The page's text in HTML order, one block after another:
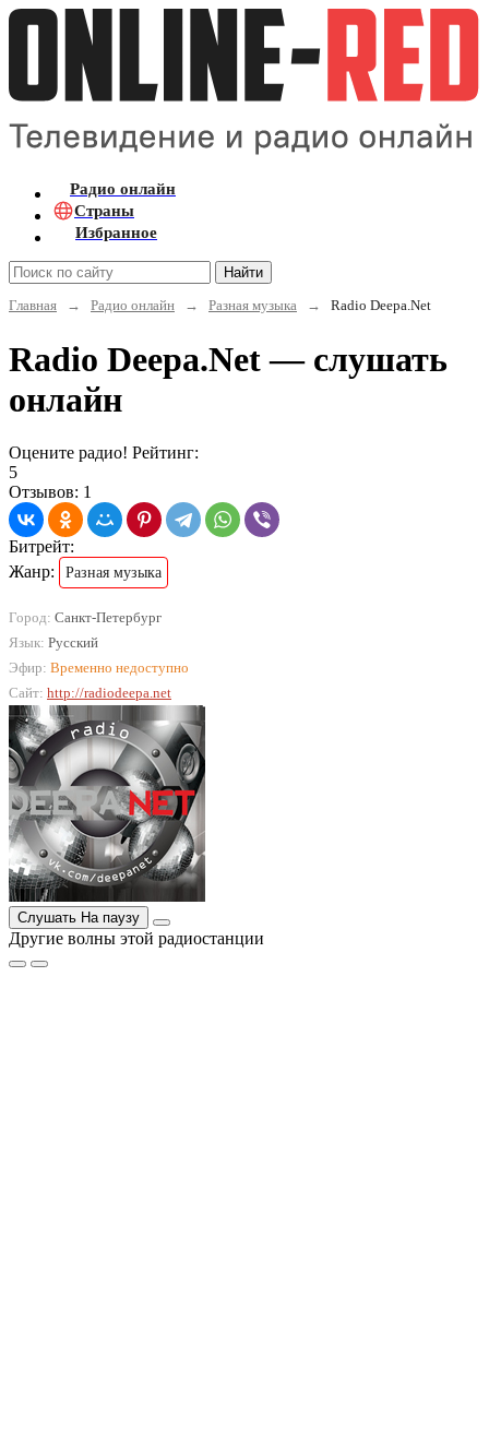
Радио онлайн
Страны
Избранное
Найти
Главная
→ Радио онлайн → Разная музыка → Radio Deepa.Net
Radio Deepa.Net — слушать
онлайн
Оцените радио! Рейтинг:
5
Отзывов: 1
Битрейт:
Жанр:
Разная музыка
Город: Санкт-Петербург
Язык: Русский
Эфир: Временно недоступно
Сайт: http://radiodeepa.net
Слушать На паузу
Другие волны этой радиостанции